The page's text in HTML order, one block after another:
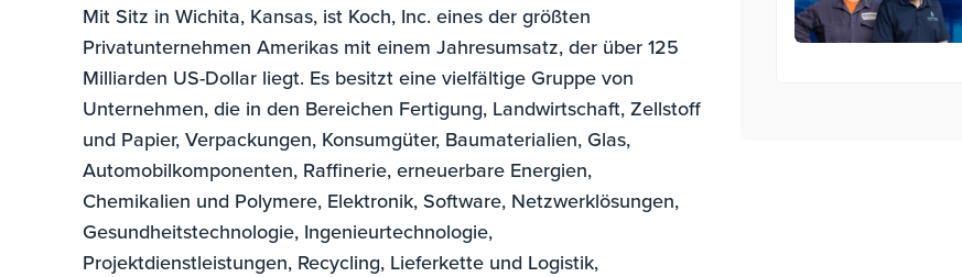
Mit Sitz in Wichita, Kansas, ist Koch, Inc. eines der größten
Privatunternehmen Amerikas mit einem Jahresumsatz, der über 125
Milliarden US-Dollar liegt. Es besitzt eine vielfältige Gruppe von
Unternehmen, die in den Bereichen Fertigung, Landwirtschaft, Zellstoff
und Papier, Verpackungen, Konsumgüter, Baumaterialien, Glas,
Automobilkomponenten, Raffinerie, erneuerbare Energien,
Chemikalien und Polymere, Elektronik, Software, Netzwerklösungen,
Gesundheitstechnologie, Ingenieurtechnologie,
Projektdienstleistungen, Recycling, Lieferkette und Logistik,